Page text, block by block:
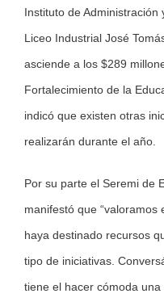
Instituto de
Liceo Industrial José
asciende a los $289
Fortalecimiento de la
indicó que existen otras
realizarán durante el año.
Por su parte el Seremi de
manifestó que
haya destinado recursos
tipo de iniciativas.
tiene el hacer cómoda